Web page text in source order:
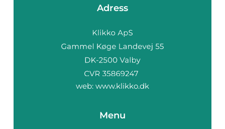
Adress
web: www.klikko.dk
Menu